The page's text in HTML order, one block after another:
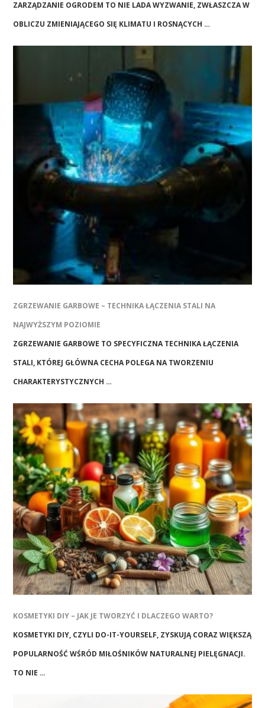
ZARZĄDZANIE OGRODEM TO NIE LADA WYZWANIE, ZWŁASZCZA W
OBLICZU ZMIENIAJĄCEGO SIĘ KLIMATU I ROSNĄCYCH …
ZGRZEWANIE GARBOWE – TECHNIKA ŁĄCZENIA STALI NA
NAJWYŻSZYM POZIOMIE
ZGRZEWANIE GARBOWE TO SPECYFICZNA TECHNIKA ŁĄCZENIA
STALI, KTÓREJ GŁÓWNA CECHA POLEGA NA TWORZENIU
CHARAKTERYSTYCZNYCH …
KOSMETYKI DIY – JAK JE TWORZYĆ I DLACZEGO WARTO?
KOSMETYKI DIY, CZYLI DO-IT-YOURSELF, ZYSKUJĄ CORAZ WIĘKSZĄ
POPULARNOŚĆ WŚRÓD MIŁOŚNIKÓW NATURALNEJ PIELĘGNACJI.
TO NIE …